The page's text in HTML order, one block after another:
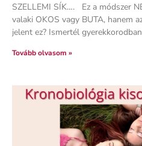
SZELLEMI SÍK…. Ez a módszer
valaki OKOS vagy BUTA, hanem
jelent ez? Ismertél gyerekkorodban
Tovább olvasom »